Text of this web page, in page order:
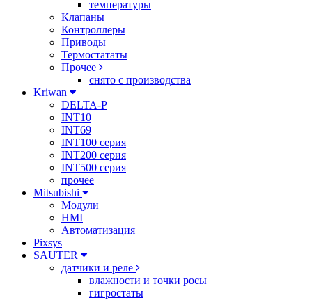
температуры
Клапаны
Контроллеры
Приводы
Термостататы
Прочее
снято с производства
Kriwan
DELTA-P
INT10
INT69
INT100 серия
INT200 серия
INT500 серия
прочее
Mitsubishi
Модули
HMI
Автоматизация
Pixsys
SAUTER
датчики и реле
влажности и точки росы
гигростаты